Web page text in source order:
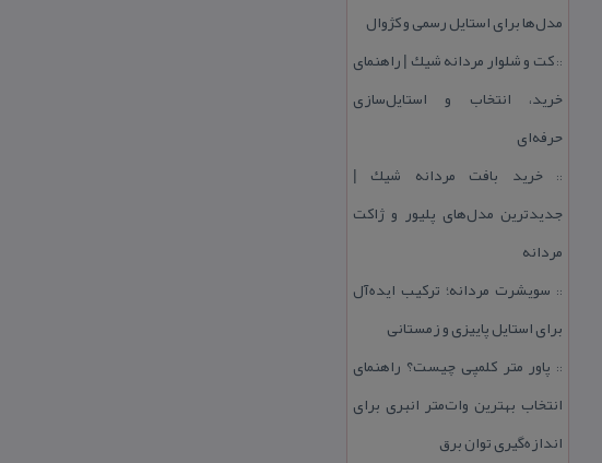
مدل‌ها برای استایل رسمی و كژوال
::كت و شلوار مردانه شیك | راهنمای
خرید، انتخاب و استایل‌سازی
حرفه‌ای
::خرید بافت مردانه شیك |
جدیدترین مدل‌های پلیور و ژاكت
مردانه
:: سویشرت مردانه؛ تركیب ایده‌آل
برای استایل پاییزی و زمستانی
:: پاور متر كلمپی چیست؟ راهنمای
انتخاب بهترین وات‌متر انبری برای
اندازه‌گیری توان برق